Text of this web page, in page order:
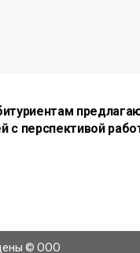
с перспективой
© ООО